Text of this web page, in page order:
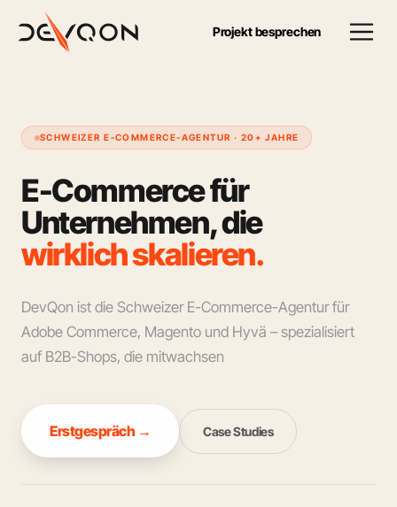
Projekt besprechen
SCHWEIZER E-COMMERCE-AGENTUR · 20+ JAHRE
E-Commercefür
Unternehmen,die
wirklichskalieren.
DevQon ist die Schweizer E-Commerce-Agentur für
Adobe Commerce, Magento und Hyvä – spezialisiert
auf B2B-Shops, die mitwachsen
Erstgespräch → Case Studies